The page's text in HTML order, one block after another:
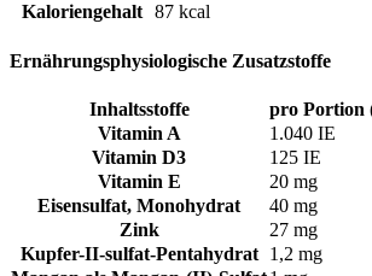
Kaloriengehalt
87 kcal
Ernährungsphysiologische Zusatzstoffe
Inhaltsstoffe
pro Portion
Vitamin A
1.040 IE
Vitamin D3
125 IE
Vitamin E
20 mg
Eisensulfat, Monohydrat
40 mg
Zink
27 mg
Kupfer-II-sulfat-Pentahydrat
1,2 mg